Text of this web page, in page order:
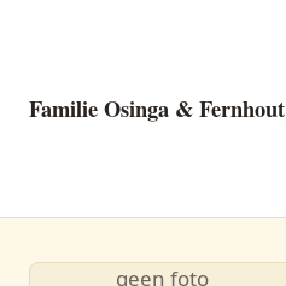
Familie Osinga & Fernhout
geen foto